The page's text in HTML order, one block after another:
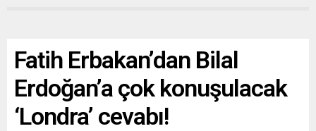
Fatih Erbakan’dan Bilal
Erdoğan’a çok konuşulacak
‘Londra’ cevabı!